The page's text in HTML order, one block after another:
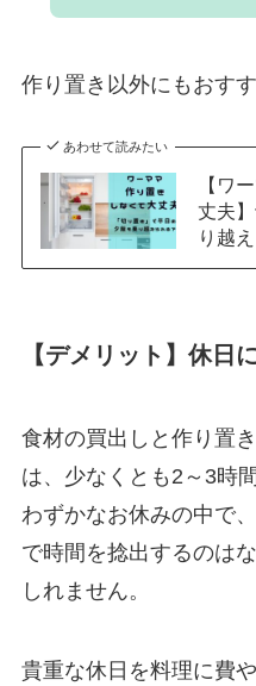
作り置き以外にもおす
あわせて読みたい
【ワ
丈夫
り越
【デメリット】休日
食材の買出しと作り置
は、少なくとも2～3時
わずかなお休みの中で
で時間を捻出するのは
しれません。
貴重な休日を料理に費